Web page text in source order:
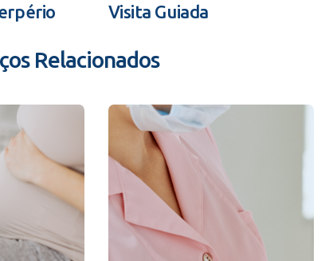
Visita Guiada
Relacionados